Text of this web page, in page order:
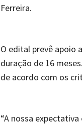
Ferreira.
O edital prevê apoio
duração de 16
de acordo com os
“A nossa